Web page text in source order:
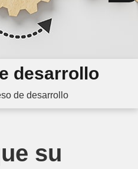
desarrollo
de desarrollo
su